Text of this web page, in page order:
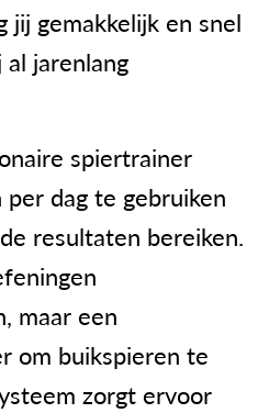
gemakkelijk en snel
jarenlang
spiertrainer
dag te gebruiken
resultaten bereiken.
maar een
om buikspieren te
zorgt ervoor